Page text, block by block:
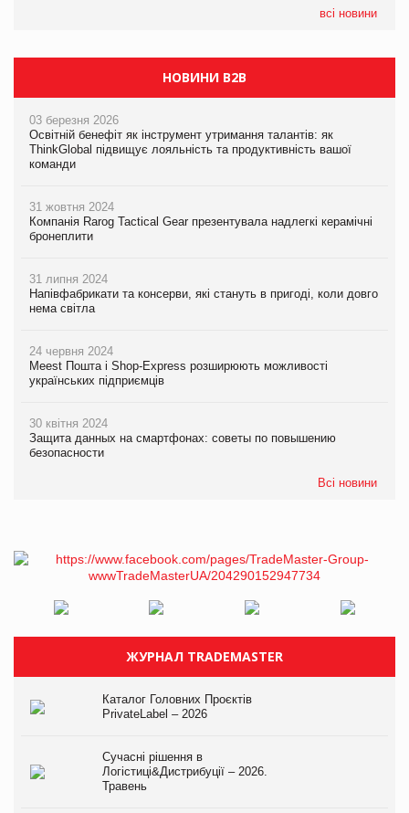
всі новини
НОВИНИ B2B
03 березня 2026
Освітній бенефіт як інструмент утримання талантів: як
ThinkGlobal підвищує лояльність та продуктивність вашої
команди
31 жовтня 2024
Компанія Rarog Tactical Gear презентувала надлегкі керамічні
бронеплити
31 липня 2024
Напівфабрикати та консерви, які стануть в пригоді, коли довго
нема світла
24 червня 2024
Meest Пошта і Shop-Express розширюють можливості
українських підприємців
30 квітня 2024
Защита данных на смартфонах: советы по повышению
безопасности
Всі новини
ЖУРНАЛ TRADEMASTER
Каталог Головних Проєктів
PrivateLabel – 2026
Сучасні рішення в
Логістиці&Дистрибуції – 2026.
Травень